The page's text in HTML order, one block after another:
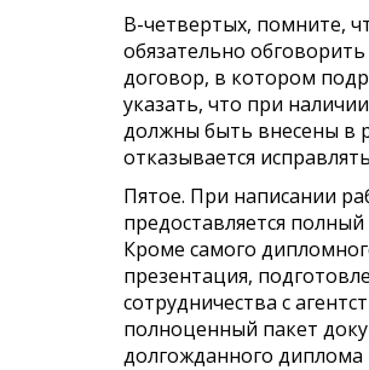
В-четвертых, помните,
обязательно
договор, в котором
указать, что при
должны быть внесены в
отказывается
Пятое. При написании
предоставляется
Кроме самого
презентация,
сотрудничества с
полноценный пакет
долгожданного